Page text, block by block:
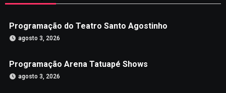
Programação do Teatro Santo Agostinho
agosto 3, 2026
Programação Arena Tatuapé Shows
agosto 3, 2026